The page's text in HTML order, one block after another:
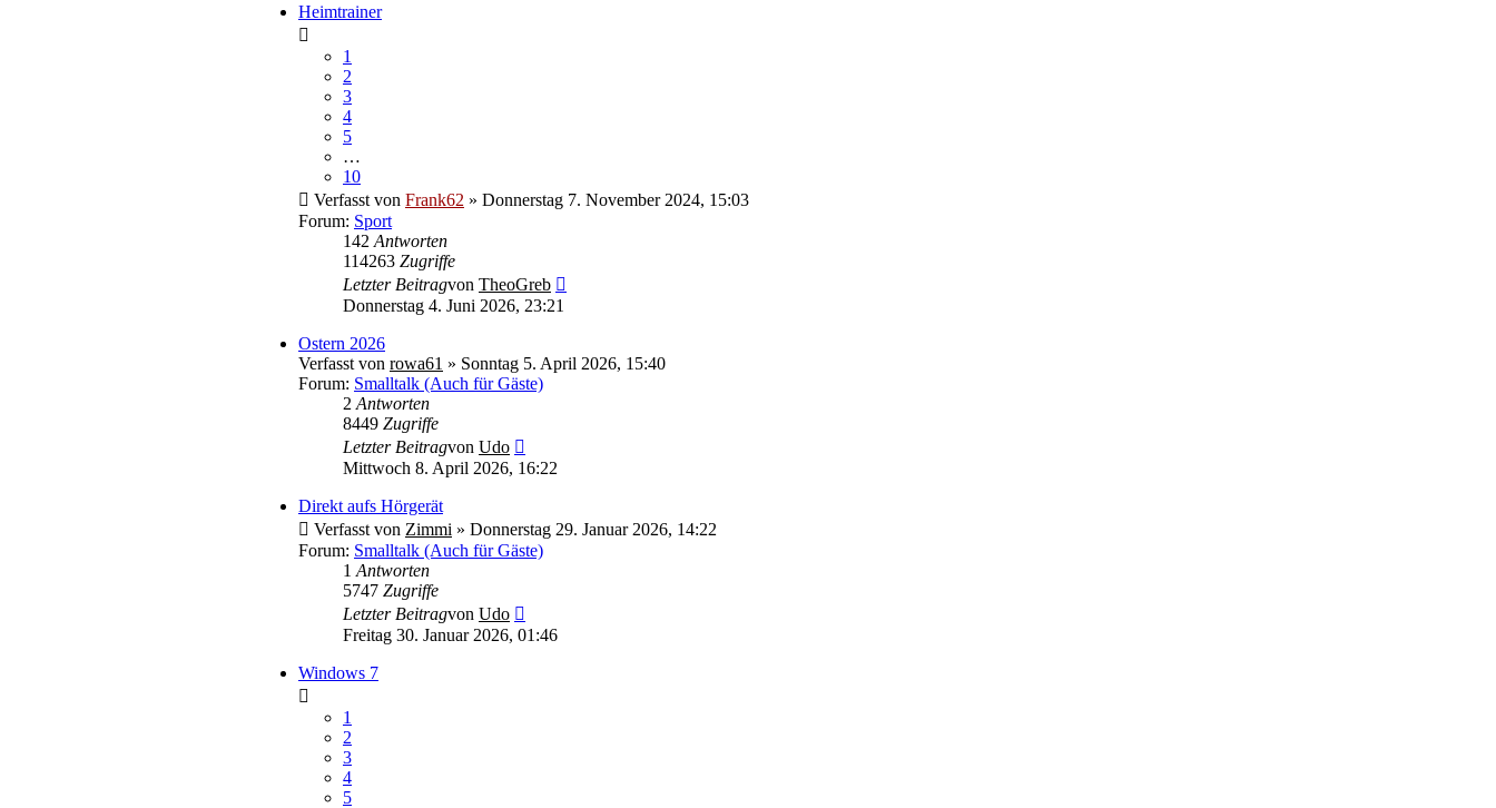
Heimtrainer
1
2
3
4
5
…
10
Verfasst von Frank62 » Donnerstag 7. November 2024, 15:03
Forum: Sport
142 Antworten
114263 Zugriffe
Letzter Beitragvon TheoGreb
Donnerstag 4. Juni 2026, 23:21
Ostern 2026
Verfasst von rowa61 » Sonntag 5. April 2026, 15:40
Forum: Smalltalk (Auch für Gäste)
2 Antworten
8449 Zugriffe
Letzter Beitragvon Udo
Beitrag
Mittwoch 8. April 2026, 16:22
Direkt aufs Hörgerät
Verfasst von Zimmi » Donnerstag 29. Januar 2026, 14:22
Forum: Smalltalk (Auch für Gäste)
1 Antworten
5747 Zugriffe
Letzter Beitragvon Udo
Beitrag
Freitag 30. Januar 2026, 01:46
Windows 7
1
2
3
4
5